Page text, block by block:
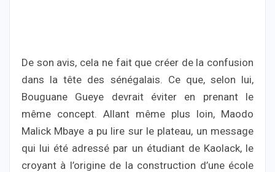
De son avis, cela ne fait que créer de la confusion
dans la tête des sénégalais. Ce que, selon lui,
Bouguane Gueye devrait éviter en prenant le
même concept. Allant même plus loin, Maodo
Malick Mbaye a pu lire sur le plateau, un message
qui lui été adressé par un étudiant de Kaolack, le
croyant à l’origine de la construction d’une école